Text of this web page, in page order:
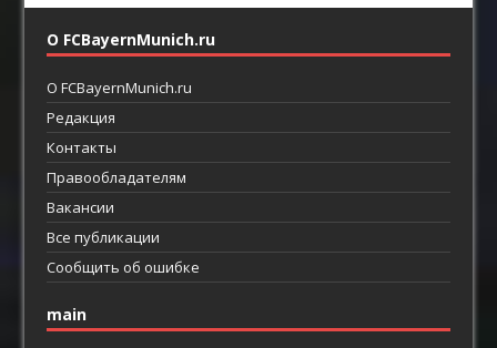
О FCBayernMunich.ru
О FCBayernMunich.ru
Редакция
Контакты
Правообладателям
Вакансии
Все публикации
Сообщить об ошибке
main